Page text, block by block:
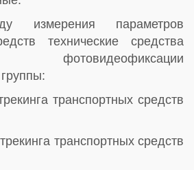
измерения параметров
технические средства
фотовидеофиксации
транспортных средств
транспортных средств